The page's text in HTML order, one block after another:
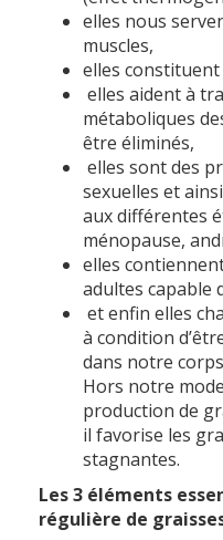
elles nous
muscles,
elles
elles aident à
métaboliques
être éliminés,
elles sont des
sexuelles et
aux différentes
ménopause,
elles
adultes capable
et enfin elles
à condition
dans notre
Hors notre
production de
il favorise les
stagnantes.
Les 3 éléments
régulière de